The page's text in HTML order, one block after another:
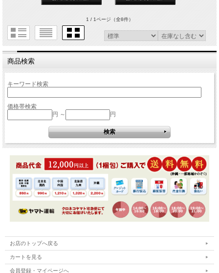
1 / 1ページ（全8件）
商品検索
キーワード検索
価格帯検索
円 ～
円
お店のトップへ戻る
カートを見る
会員登録・マイページへ